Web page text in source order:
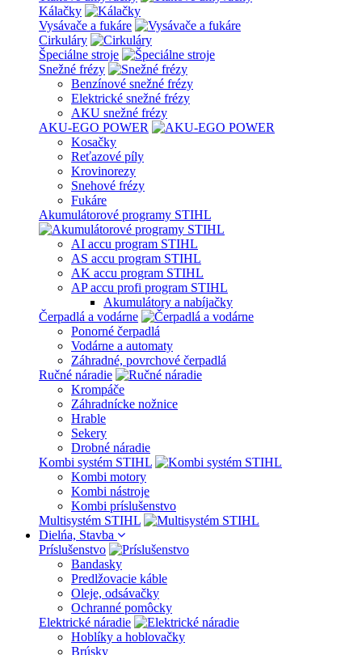
Kálačky
Vysávače a fukáre
Cirkuláry
Špeciálne stroje
Snežné frézy
Benzínové snežné frézy
Elektrické snežné frézy
AKU snežné frézy
AKU-EGO POWER
Kosačky
Reťazové píly
Krovinorezy
Snehové frézy
Fukáre
Akumulátorové programy STIHL
AI accu program STIHL
AS accu program STIHL
AK accu program STIHL
AP accu profi program STIHL
Akumulátory a nabíjačky
Čerpadlá a vodárne
Ponorné čerpadlá
Vodárne a automaty
Záhradné, povrchové čerpadlá
Ručné náradie
Krompáče
Záhradnícke nožnice
Hrable
Sekery
Drobné náradie
Kombi systém STIHL
Kombi motory
Kombi nástroje
Kombi príslušenstvo
Multisystém STIHL
Dielńa, Stavba
Príslušenstvo
Bandasky
Predlžovacie káble
Oleje, odsávačky
Ochranné pomôcky
Elektrické náradie
Hoblíky a hoblovačky
Brúsky